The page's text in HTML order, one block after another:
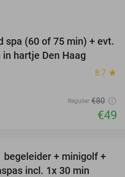
39%
spa (60 of 75 min) + evt.
hartje Den Haag
8.7 star
Regulier €80
€49
40%
begeleider + minigolf +
incl. 1x 30 min